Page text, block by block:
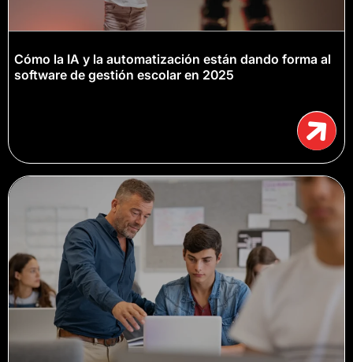
Cómo la IA y la automatización están dando forma al
software de gestión escolar en 2025